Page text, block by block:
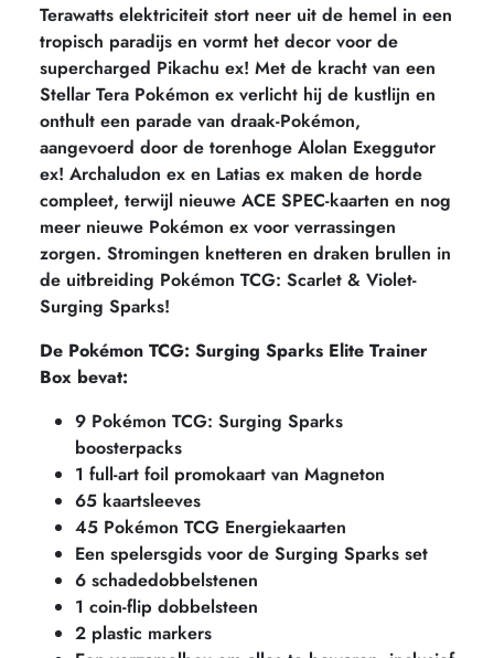
Terawatts elektriciteit stort neer uit de hemel in een
tropisch paradijs en vormt het decor voor de
supercharged Pikachu ex! Met de kracht van een
Stellar Tera Pokémon ex verlicht hij de kustlijn en
onthult een parade van draak-Pokémon,
aangevoerd door de torenhoge Alolan Exeggutor
ex! Archaludon ex en Latias ex maken de horde
compleet, terwijl nieuwe ACE SPEC-kaarten en nog
meer nieuwe Pokémon ex voor verrassingen
zorgen. Stromingen knetteren en draken brullen in
de uitbreiding Pokémon TCG: Scarlet & Violet-
Surging Sparks!
De Pokémon TCG: Surging Sparks Elite Trainer
Box bevat:
9 Pokémon TCG: Surging Sparks
boosterpacks
1 full-art foil promokaart van Magneton
65 kaartsleeves
45 Pokémon TCG Energiekaarten
Een spelersgids voor de Surging Sparks set
6 schadedobbelstenen
1 coin-flip dobbelsteen
2 plastic markers